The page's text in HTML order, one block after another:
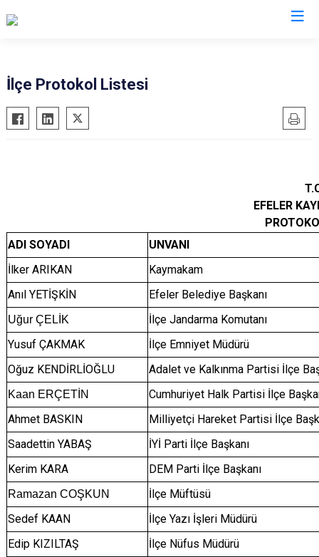
Bozdoğan
Buharkent
Karacasu
Karpuzlu
Koçarlı
Yenipazar
Efeler
İlçe Protokol Listesi
EFELER
ADI SOYADI
UNVANI
İlker ARIKAN
Kaymakam
Anıl YETİŞKİN
Efeler Belediye Başkanı
Uğur ÇELİK
İlçe Jandarma Komutanı
Yusuf ÇAKMAK
İlçe Emniyet Müdürü
Oğuz KENDİRLİOĞLU
Adalet ve Kalkınma Partisi İlçe
Kaan ERÇETİN
Cumhuriyet Halk Partisi İlçe
Ahmet BASKIN
Milliyetçi Hareket Partisi İlçe
Saadettin YABAŞ
İYİ Parti İlçe Başkanı
Kerim KARA
DEM Parti İlçe Başkanı
Ramazan COŞKUN
İlçe Müftüsü
Sedef KAAN
İlçe Yazı İşleri Müdürü
Edip KIZILTAŞ
İlçe Nüfus Müdürü